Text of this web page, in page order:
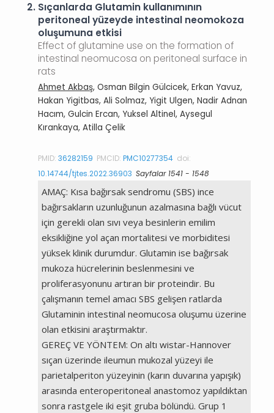
2. Sıçanlarda Glutamin kullanımının
peritoneal yüzeyde intestinal neomokoza
oluşumuna etkisi
Effect of glutamine use on the formation of
intestinal neomucosa on peritoneal surface in
rats
Ahmet Akbaş, Osman Bilgin Gülcicek, Erkan Yavuz,
Hakan Yigitbas, Ali Solmaz, Yigit Ulgen, Nadir Adnan
Hacım, Gulcin Ercan, Yuksel Altinel, Aysegul
Kırankaya, Atilla Çelik
PMID:36282159 PMCID:PMC10277354 doi:
10.14744/tjtes.2022.36903 Sayfalar 1541 - 1548
AMAÇ: Kısa bağırsak sendromu (SBS) ince
bağırsakların uzunluğunun azalmasına bağlı vücut
için gerekli olan sıvı veya besinlerin emilim
eksikliğine yol açan mortalitesi ve morbiditesi
yüksek klinik durumdur. Glutamin ise bağırsak
mukoza hücrelerinin beslenmesini ve
proliferasyonunu artıran bir proteindir. Bu
çalışmanın temel amacı SBS gelişen ratlarda
Glutaminin intestinal neomucosa oluşumu üzerine
olan etkisini araştırmaktır.
GEREÇ VE YÖNTEM: On altı wistar-Hannover
sıçan üzerinde ileumun mukozal yüzeyi ile
parietalperiton yüzeyinin (karın duvarına yapışık)
arasında enteroperitoneal anastomoz yapıldıktan
sonra rastgele iki eşit gruba bölündü. Grup 1